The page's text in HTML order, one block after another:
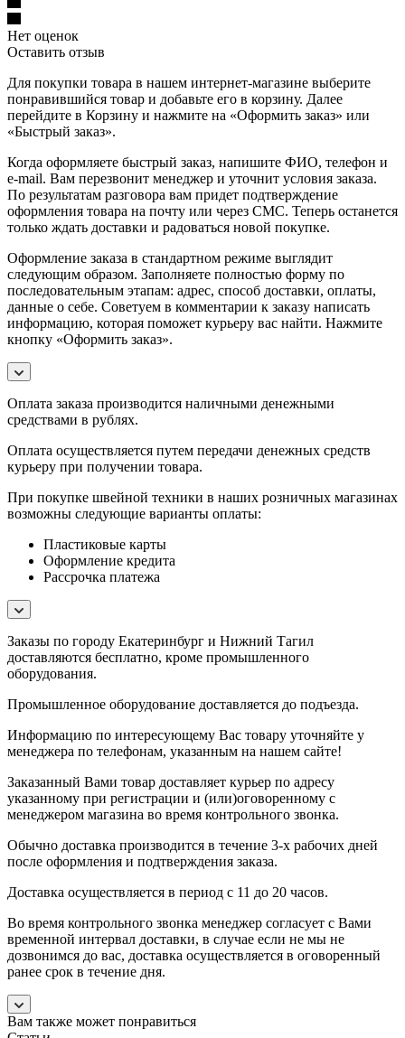
Нет оценок
Оставить отзыв
Для покупки товара в нашем интернет-магазине выберите
понравившийся товар и добавьте его в корзину. Далее
перейдите в Корзину и нажмите на «Оформить заказ» или
«Быстрый заказ».
Когда оформляете быстрый заказ, напишите ФИО, телефон и
e-mail. Вам перезвонит менеджер и уточнит условия заказа.
По результатам разговора вам придет подтверждение
оформления товара на почту или через СМС. Теперь останется
только ждать доставки и радоваться новой покупке.
Оформление заказа в стандартном режиме выглядит
следующим образом. Заполняете полностью форму по
последовательным этапам: адрес, способ доставки, оплаты,
данные о себе. Советуем в комментарии к заказу написать
информацию, которая поможет курьеру вас найти. Нажмите
кнопку «Оформить заказ».
Оплата заказа производится наличными денежными
средствами в рублях.
Оплата осуществляется путем передачи денежных средств
курьеру при получении товара.
При покупке швейной техники в наших розничных магазинах
возможны следующие варианты оплаты:
Пластиковые карты
Оформление кредита
Рассрочка платежа
Заказы по городу Екатеринбург и Нижний Тагил
доставляются бесплатно, кроме промышленного
оборудования.
Промышленное оборудование доставляется до подъезда.
Информацию по интересующему Вас товару уточняйте у
менеджера по телефонам, указанным на нашем сайте!
Заказанный Вами товар доставляет курьер по адресу
указанному при регистрации и (или)оговоренному с
менеджером магазина во время контрольного звонка.
Обычно доставка производится в течение 3-х рабочих дней
после оформления и подтверждения заказа.
Доставка осуществляется в период с 11 до 20 часов.
Во время контрольного звонка менеджер согласует с Вами
временной интервал доставки, в случае если не мы не
дозвонимся до вас, доставка осуществляется в оговоренный
ранее срок в течение дня.
Вам также может понравиться